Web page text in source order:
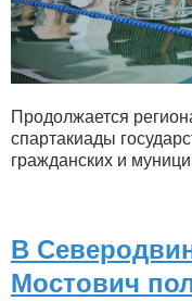
Продолжается
спартакиады
гражданских и
В
Мостович